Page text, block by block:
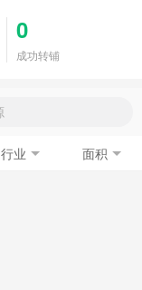
0
成功转铺
行业 面积